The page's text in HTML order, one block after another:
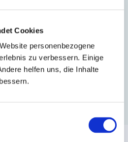
Cookies
personenbezogene
zu verbessern. Einige
helfen uns, die Inhalte